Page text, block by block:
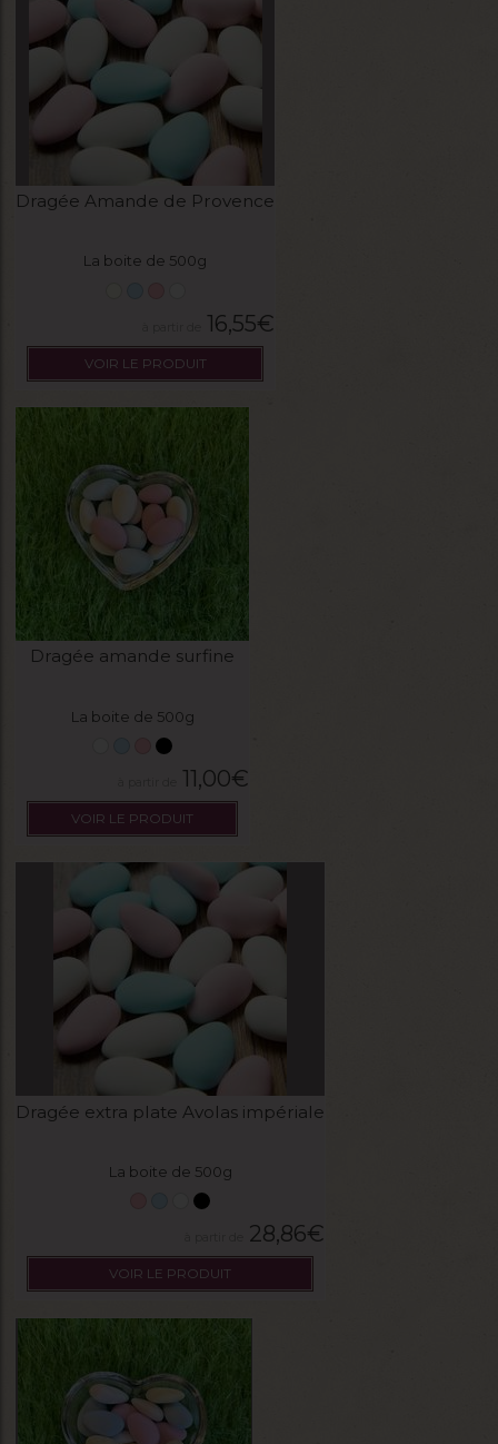
Dragée Amande de Provence
La boite de 500g
16,55€
VOIR LE PRODUIT
Dragée amande surfine
La boite de 500g
11,00€
VOIR LE PRODUIT
Dragée extra plate Avolas impériale
La boite de 500g
28,86€
VOIR LE PRODUIT